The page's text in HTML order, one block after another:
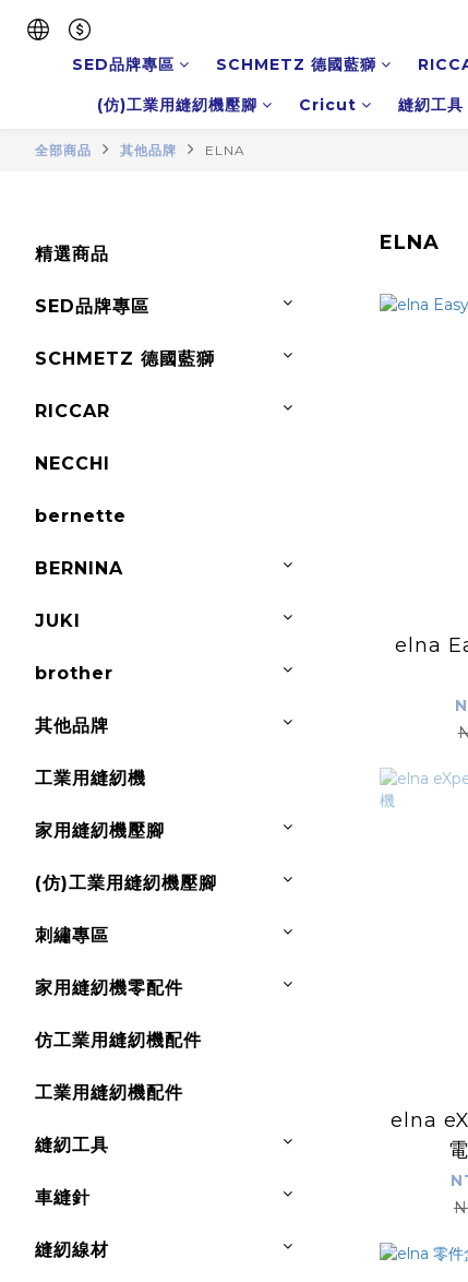
SED品牌專區
SCHMETZ 德國藍獅
(仿)工業用縫紉機壓腳 Cricut 縫紉工具
全部商品 其他品牌 ELNA
精選商品
SED品牌專區
SCHMETZ 德國藍獅
RICCAR
NECCHI
bernette
BERNINA
JUKI
brother
其他品牌
工業用縫紉機
家用縫紉機壓腳
(仿)工業用縫紉機壓腳
刺繡專區
家用縫紉機零配件
仿工業用縫紉機配件
工業用縫紉機配件
縫紉工具
車縫針
縫紉線材
ELNA
elna
elna